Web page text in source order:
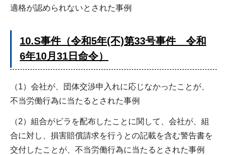
適格が認められないとされた事例
10.S事件（令和5年(不)第33号事件 令和
6年10月31日命令）
（1）会社が、団体交渉申入れに応じなかったことが、
不当労働行為に当たるとされた事例
（2）組合がビラを配布したことに関して、会社が、組
合に対し、損害賠償請求を行うとの記載を含む警告書を
交付したことが、不当労働行為に当たるとされた事例